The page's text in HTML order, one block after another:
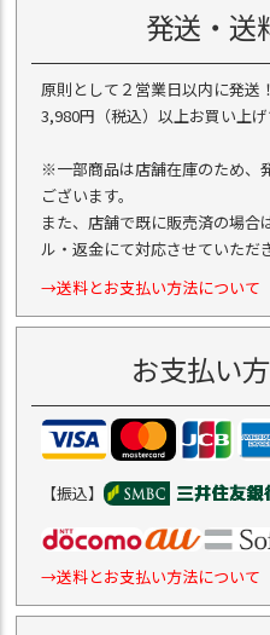
発送・送
原則として２営業日以内に発送！
3,980円（税込）以上お買い上げ
※一部商品は店舗在庫のため、
ございます。
また、店舗で既に販売済の場合
ル・返金にて対応させていただ
→送料とお支払い方法について
お支払い
【振込】
→送料とお支払い方法について